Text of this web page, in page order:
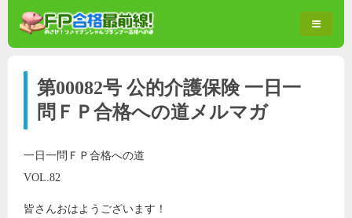
第00082号 公的介護保険 一日一
問ＦＰ合格への道メルマガ
一日一問ＦＰ合格への道
VOL.82
皆さんおはようございます！